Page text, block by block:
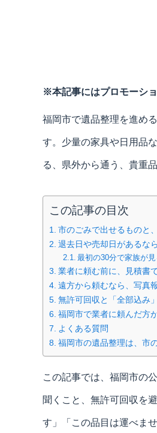
※本記事にはプロモーシ
福岡市で遺品整理を進め
す。少量の家具や日用品
る、県外から通う、貴重
この記事の目次
市のごみで出せるものと
退去日や売却日があるな
最初の30分で家族が
業者に頼む前に、見積書
遠方から頼むなら、写真
無許可回収と「全部込み
福岡市で業者に頼んだ方
よくある質問
福岡市の遺品整理は、市
この記事では、福岡市の
聞くこと、無許可回収を
す」「この品目は運べま